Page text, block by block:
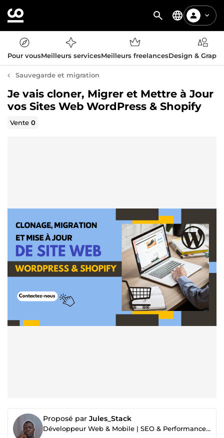
Pour vousMeilleurs servicesMeilleurs freelancesDesign &
Sauvegarde et migration
Je vais cloner, Migrer et Mettre à Jour
vos Sites Web WordPress & Shopify
Vente0
Proposé par Jules_Stack
Développeur Web & Mobile | SEO & Performance | IA & Automatisation utile